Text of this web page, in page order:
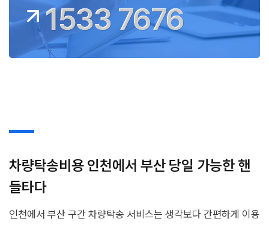
1533 7676
차량탁송비용 인천에서 부산 당일 가능한 핸
들타다
인천에서 부산 구간 차량탁송 서비스는 생각보다 간편하게 이용